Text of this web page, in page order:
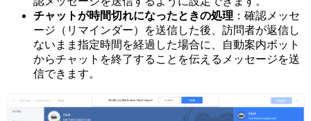
チャットが時間切れになったときの処理 ：確認メッセ
ージ（リマインダー）を送信した後、訪問者が返信し
ないまま指定時間を経過した場合に、自動案内ボット
からチャットを終了することを伝えるメッセージを送
信できます。